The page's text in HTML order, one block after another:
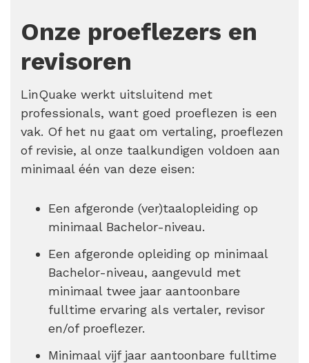
Onze proeflezers en
revisoren
LinQuake werkt uitsluitend met
professionals, want goed proeflezen is een
vak. Of het nu gaat om vertaling, proeflezen
of revisie, al onze taalkundigen voldoen aan
minimaal één van deze eisen:
Een afgeronde (ver)taalopleiding op
minimaal Bachelor-niveau.
Een afgeronde opleiding op minimaal
Bachelor-niveau, aangevuld met
minimaal twee jaar aantoonbare
fulltime ervaring als vertaler, revisor
en/of proeflezer.
Minimaal vijf jaar aantoonbare fulltime